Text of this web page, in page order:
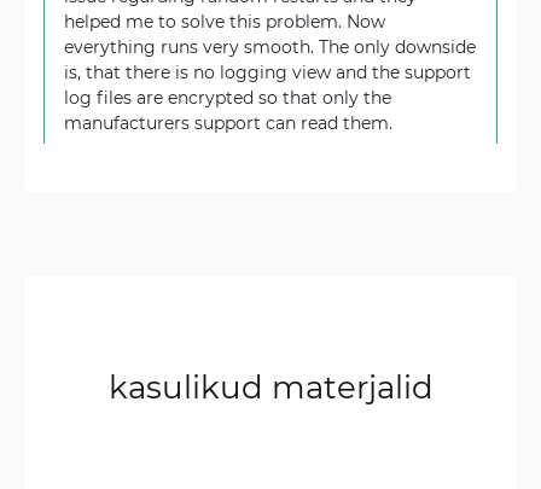
helped me to solve this problem. Now
everything runs very smooth. The only downside
is, that there is no logging view and the support
log files are encrypted so that only the
manufacturers support can read them.
kasulikud materjalid